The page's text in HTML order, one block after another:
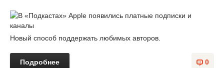
Новый способ поддержать любимых авторов.
0
Подробнее